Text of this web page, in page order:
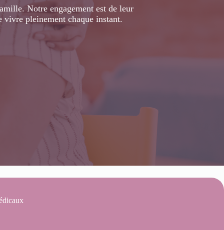
Notre engagement est de leur
vivre pleinement chaque instant.